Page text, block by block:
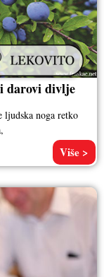
darovi divlje
ljudska noga retko
Više >